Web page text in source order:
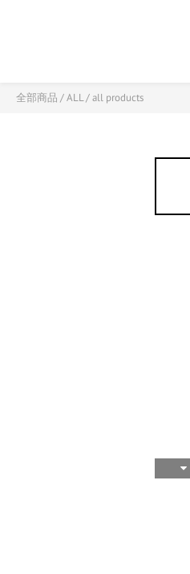
全部商品 /ALL/all products